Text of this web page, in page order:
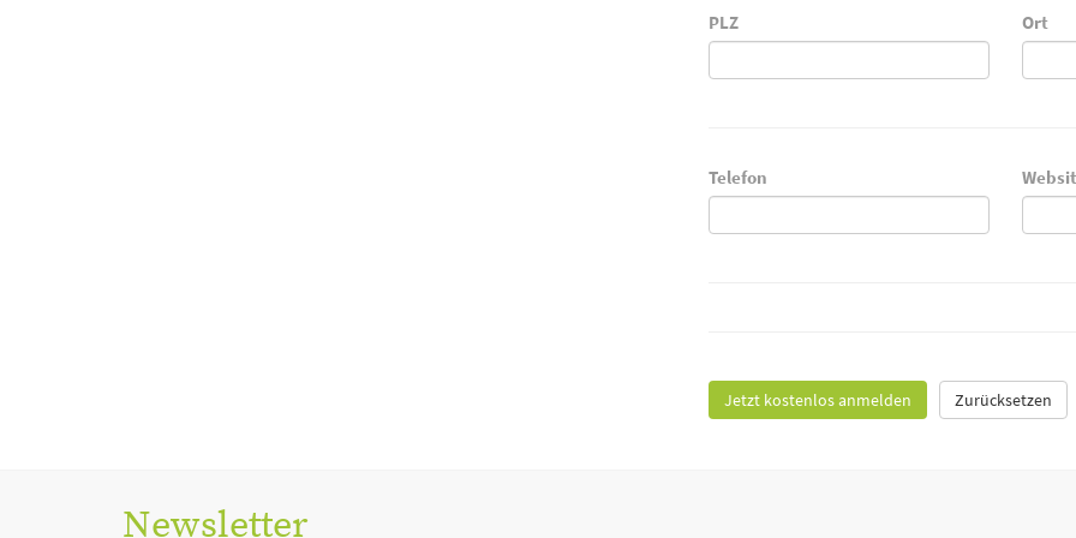
PLZ Ort
Telefon
Jetzt kostenlos anmelden Zurücksetzen
Newsletter